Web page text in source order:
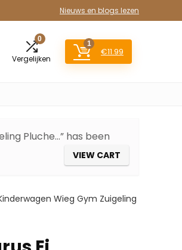
Nieuws en blogs lezen
0
Vergelijken
1
€11.99
Pluche…” has been
VIEW CART
Wieg Gym Zuigeling